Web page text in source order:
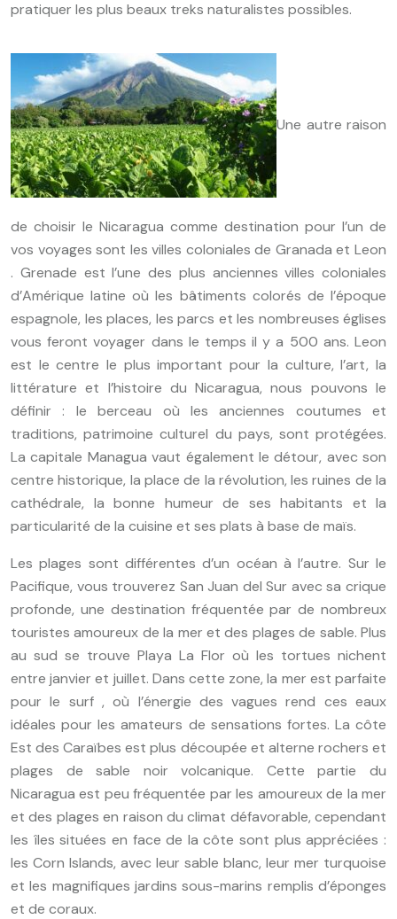
pratiquer les plus beaux treks naturalistes possibles.
Une autre raison
de choisir le Nicaragua comme destination pour l’un de
vos voyages sont les villes coloniales de Granada et Leon
. Grenade est l’une des plus anciennes villes coloniales
d’Amérique latine où les bâtiments colorés de l’époque
espagnole, les places, les parcs et les nombreuses églises
vous feront voyager dans le temps il y a 500 ans. Leon
est le centre le plus important pour la culture, l’art, la
littérature et l’histoire du Nicaragua, nous pouvons le
définir : le berceau où les anciennes coutumes et
traditions, patrimoine culturel du pays, sont protégées.
La capitale Managua vaut également le détour, avec son
centre historique, la place de la révolution, les ruines de la
cathédrale, la bonne humeur de ses habitants et la
particularité de la cuisine et ses plats à base de maïs.
Les plages sont différentes d’un océan à l’autre. Sur le
Pacifique, vous trouverez San Juan del Sur avec sa crique
profonde, une destination fréquentée par de nombreux
touristes amoureux de la mer et des plages de sable. Plus
au sud se trouve Playa La Flor où les tortues nichent
entre janvier et juillet. Dans cette zone, la mer est parfaite
pour le surf , où l’énergie des vagues rend ces eaux
idéales pour les amateurs de sensations fortes. La côte
Est des Caraïbes est plus découpée et alterne rochers et
plages de sable noir volcanique. Cette partie du
Nicaragua est peu fréquentée par les amoureux de la mer
et des plages en raison du climat défavorable, cependant
les îles situées en face de la côte sont plus appréciées :
les Corn Islands, avec leur sable blanc, leur mer turquoise
et les magnifiques jardins sous-marins remplis d’éponges
et de coraux.